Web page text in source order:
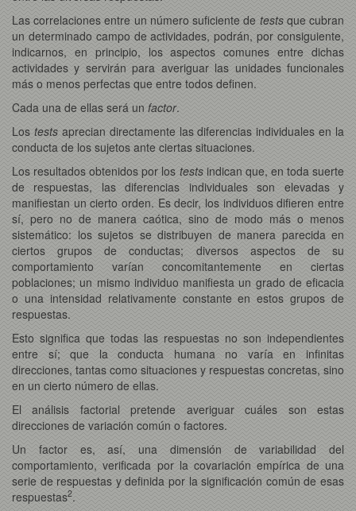
Las correlaciones entre un número suficiente de testsque cubran
un determinado campo de actividades, podrán, por consiguiente,
indicarnos, en principio, los aspectos comunes entre dichas
actividades y servirán para averiguar las unidades funcionales
más o menos perfectas que entre todos definen.
Cada una de ellas será un factor.
Los testsaprecian directamente las diferencias individuales en la
conducta de los sujetos ante ciertas situaciones.
Los resultados obtenidos por los testsindican que, en toda suerte
de respuestas, las diferencias individuales son elevadas y
manifiestan un cierto orden. Es decir, los individuos difieren entre
sí, pero no de manera caótica, sino de modo más o menos
sistemático: los sujetos se distribuyen de manera parecida en
ciertos grupos de conductas; diversos aspectos de su
comportamiento varían concomitantemente en ciertas
poblaciones; un mismo individuo manifiesta un grado de eficacia
o una intensidad relativamente constante en estos grupos de
respuestas.
Esto significa que todas las respuestas no son independientes
entre sí; que la conducta humana no varía en infinitas
direcciones, tantas como situaciones y respuestas concretas, sino
en un cierto número de ellas.
El análisis factorial pretende averiguar cuáles son estas
direcciones de variación común o factores.
Un factor es, así, una dimensión de variabilidad del
comportamiento, verificada por la covariación empírica de una
serie de respuestas y definida por la significación común de esas
respuestas2.